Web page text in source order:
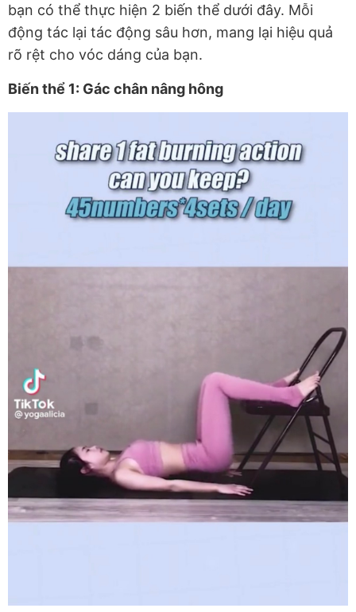
bạn có thể thực hiện 2 biến thể dưới đây. Mỗi
động tác lại tác động sâu hơn, mang lại hiệu quả
rõ rệt cho vóc dáng của bạn.
Biến thể 1: Gác chân nâng hông